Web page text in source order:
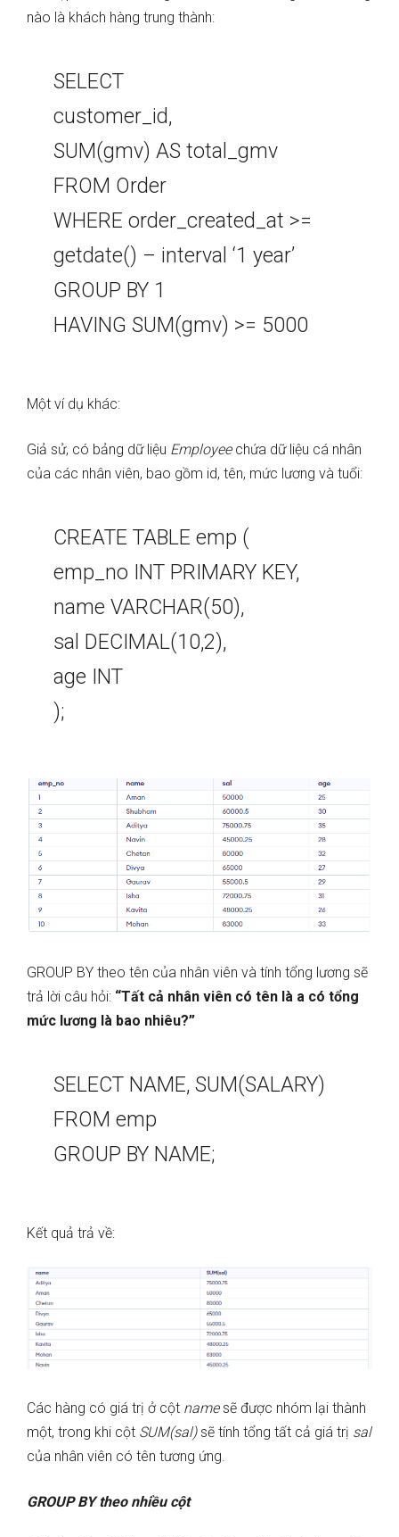
nào là khách hàng trung thành:
SELECT
customer_id,
SUM(gmv) AS total_gmv
FROM Order
WHERE order_created_at >=
getdate() – interval ‘1 year’
GROUP BY 1
HAVING SUM(gmv) >= 5000
Một ví dụ khác:
Giả sử, có bảng dữ liệu Employeechứa dữ liệu cá nhân
của các nhân viên, bao gồm id, tên, mức lương và tuổi:
CREATE TABLE emp (
emp_no INT PRIMARY KEY,
name VARCHAR(50),
sal DECIMAL(10,2),
age INT
);
GROUP BY theo tên của nhân viên và tính tổng lương sẽ
trả lời câu hỏi: “Tất cả nhân viên có tên là a có tổng
mức lương là bao nhiêu?”
SELECT NAME, SUM(SALARY)
FROM emp
GROUP BY NAME;
Kết quả trả về:
Các hàng có giá trị ở cột namesẽ được nhóm lại thành
một, trong khi cột SUM(sal)sẽ tính tổng tất cả giá trị sal
của nhân viên có tên tương ứng.
GROUP BY theo nhiều cột